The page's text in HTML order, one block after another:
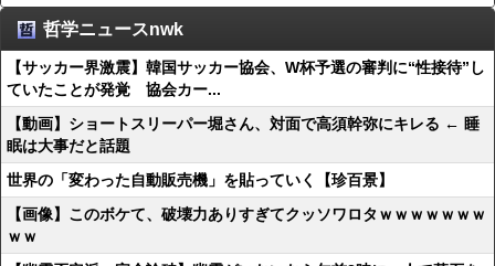
哲学ニュースnwk
【サッカー界激震】韓国サッカー協会、W杯予選の審判に“性接待”し
ていたことが発覚 協会カー...
【動画】ショートスリーパー堀さん、対面で高須幹弥にキレる ← 睡
眠は大事だと話題
世界の「変わった自動販売機」を貼っていく【珍百景】
【画像】このボケて、破壊力ありすぎてクッソワロタｗｗｗｗｗｗｗ
ｗｗ